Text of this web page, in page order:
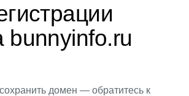
bunnyinfo.ru
домен — обратитесь к